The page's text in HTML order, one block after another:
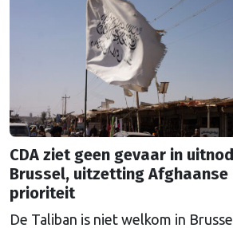
CDA ziet geen gevaar in
Brussel, uitzetting
prioriteit
De Taliban is niet welkom in